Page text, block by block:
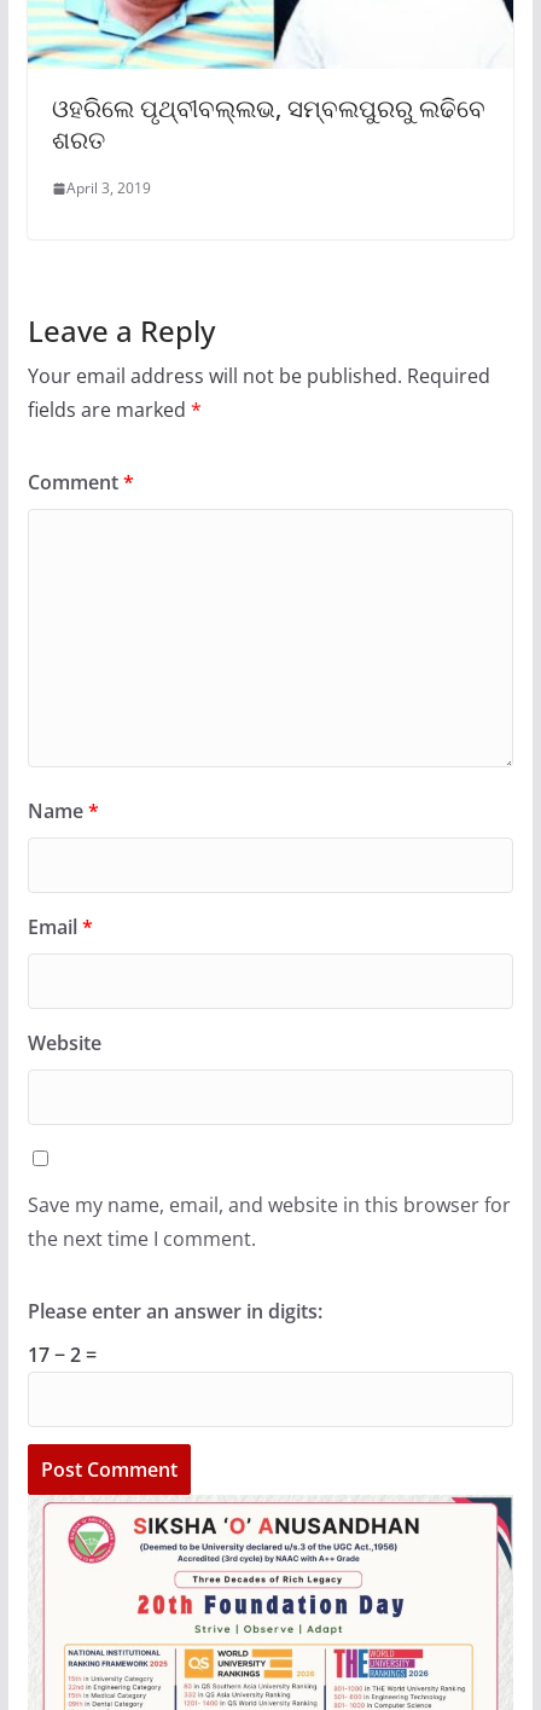
ଓହରିଲେ ପୃଥ୍ବୀବଲ୍ଲଭ, ସମ୍ବଲପୁରରୁ ଲଢିବେ
ଶରତ
April 3, 2019
Leave a Reply
Your email address will not be published. Required
fields are marked *
Comment*
Name*
Email*
Website
Save my name, email, and website in this browser for
the next time I comment.
Please enter an answer in digits:
17 − 2 =